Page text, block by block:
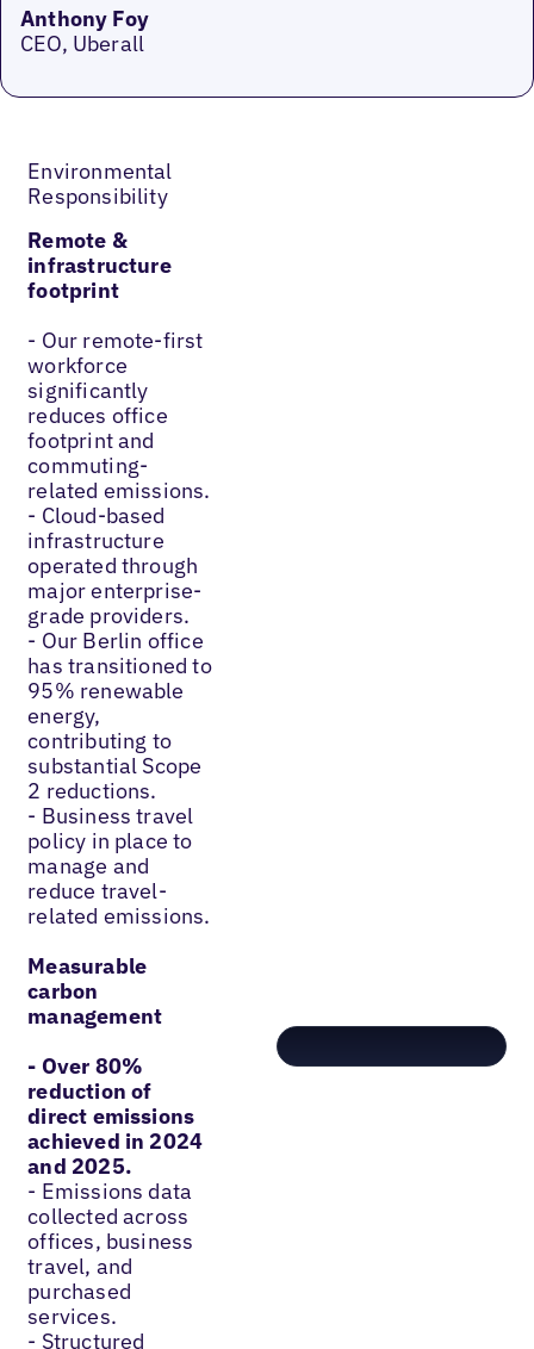
Anthony Foy
CEO, Uberall
Environmental
Responsibility
Remote &
infrastructure
footprint
- Our remote-first
workforce
significantly
reduces office
footprint and
commuting-
related emissions.
- Cloud-based
infrastructure
operated through
major enterprise-
grade providers.
- Our Berlin office
has transitioned to
95% renewable
energy,
contributing to
substantial Scope
2 reductions.
- Business travel
policy in place to
manage and
reduce travel-
related emissions.
Measurable
carbon
management
- Over 80%
reduction of
direct emissions
achieved in 2024
and 2025.
- Emissions data
collected across
offices, business
travel, and
purchased
services.
- Structured